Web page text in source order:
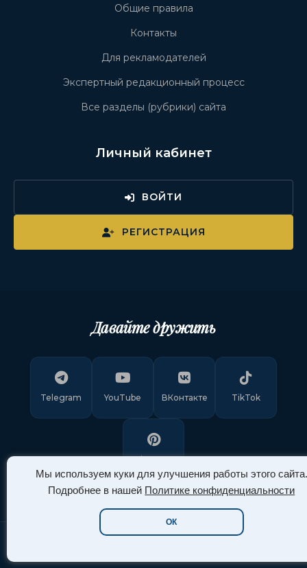
Мы используем куки для улучшения работы этого сайта.
Подробнее в нашей Политике конфиденциальности
ОК
Общие правила
Контакты
Для рекламодателей
Экспертный редакционный процесс
Все разделы (рубрики) сайта
Личный кабинет
ВОЙТИ
РЕГИСТРАЦИЯ
Давайте дружить
Telegram YouTube ВКонтакте TikTok
Pinterest